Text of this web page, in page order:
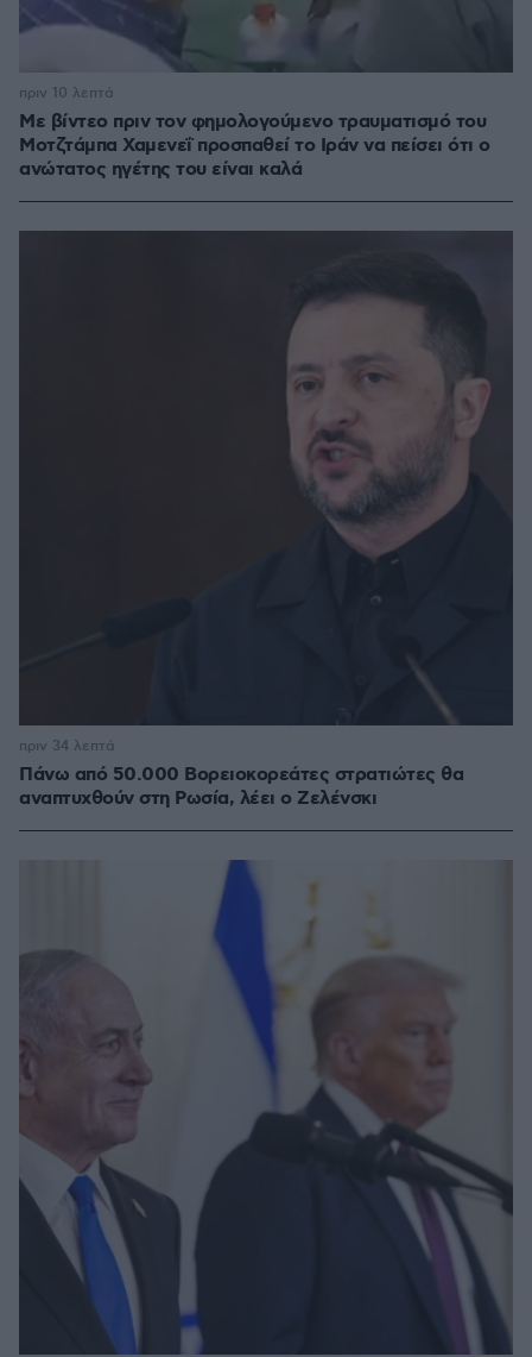
Με βίντεο πριν τον φημολογούμενο τραυματισμό του
Μοτζτάμπα Χαμενεΐ προσπαθεί το Ιράν να πείσει ότι ο
ανώτατος ηγέτης του είναι καλά
πριν 10 λεπτά
Πάνω από 50.000 Βορειοκορεάτες στρατιώτες θα
αναπτυχθούν στη Ρωσία, λέει ο Ζελένσκι
πριν 34 λεπτά